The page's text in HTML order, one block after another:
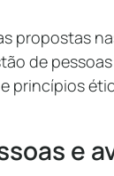
propostas
de
princípios
e